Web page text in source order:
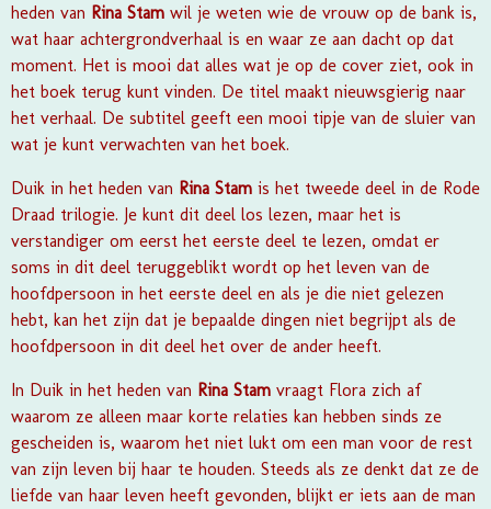
heden van Rina Stam wil je weten wie de vrouw op de bank is,
wat haar achtergrondverhaal is en waar ze aan dacht op dat
moment. Het is mooi dat alles wat je op de cover ziet, ook in
het boek terug kunt vinden. De titel maakt nieuwsgierig naar
het verhaal. De subtitel geeft een mooi tipje van de sluier van
wat je kunt verwachten van het boek.
Duik in het heden van Rina Stam is het tweede deel in de Rode
Draad trilogie. Je kunt dit deel los lezen, maar het is
verstandiger om eerst het eerste deel te lezen, omdat er
soms in dit deel teruggeblikt wordt op het leven van de
hoofdpersoon in het eerste deel en als je die niet gelezen
hebt, kan het zijn dat je bepaalde dingen niet begrijpt als de
hoofdpersoon in dit deel het over de ander heeft.
In Duik in het heden van Rina Stam vraagt Flora zich af
waarom ze alleen maar korte relaties kan hebben sinds ze
gescheiden is, waarom het niet lukt om een man voor de rest
van zijn leven bij haar te houden. Steeds als ze denkt dat ze de
liefde van haar leven heeft gevonden, blijkt er iets aan de man